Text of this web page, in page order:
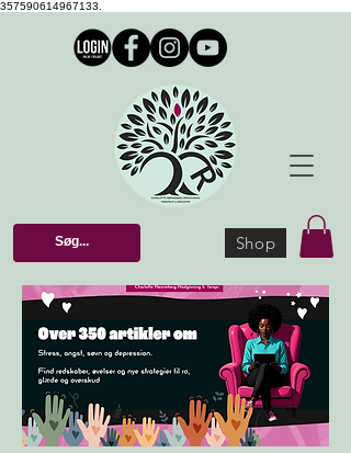
357590614967133.
Shop